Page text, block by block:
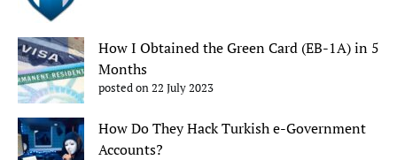
How I Obtained the Green Card (EB-1A) in 5
Months
posted on 22 July 2023
How Do They Hack Turkish e-Government
Accounts?